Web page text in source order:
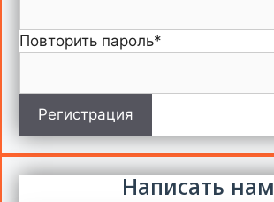
Повторить пароль*
Регистрация
Написать нам